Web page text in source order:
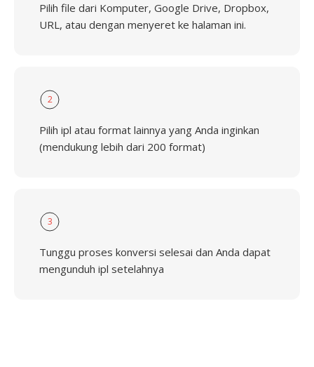
Pilih file dari Komputer, Google Drive, Dropbox,
URL, atau dengan menyeret ke halaman ini.
2
Pilih ipl atau format lainnya yang Anda inginkan
(mendukung lebih dari 200 format)
3
Tunggu proses konversi selesai dan Anda dapat
mengunduh ipl setelahnya